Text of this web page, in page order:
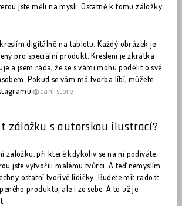
jste měli na mysli. Ostatně k tomu záložky
digitálně na tabletu. Každý obrázek je
pro speciální produkt. Kreslení je zkrátka
a jsem ráda, že se s vámi mohu podělit o své
Pokud se vám má tvorba líbí, můžete
@canlistore
záložku s autorskou ilustrací?
založku, při které kdykoliv se na ní podíváte,
jste vytvořili malému tvůrci. A teď nemyslím
ostatní tvořivé lidičky. Budete mít radost
produktu, ale i ze sebe. A to už je